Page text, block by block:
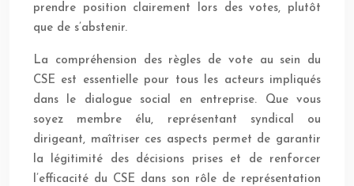
prendre position clairement lors des votes, plutôt
que de s’abstenir.
La compréhension des règles de vote au sein du
CSE est essentielle pour tous les acteurs impliqués
dans le dialogue social en entreprise. Que vous
soyez membre élu, représentant syndical ou
dirigeant, maîtriser ces aspects permet de garantir
la légitimité des décisions prises et de renforcer
l’efficacité du CSE dans son rôle de représentation